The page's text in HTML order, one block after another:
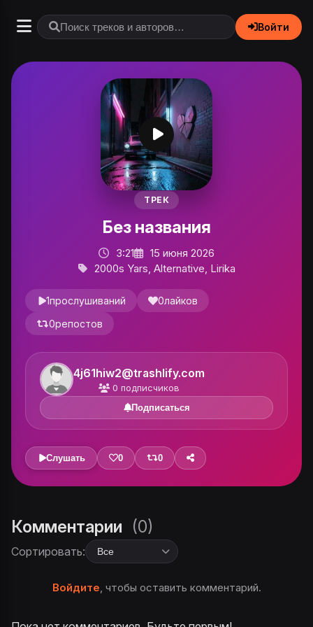
Войти
ТРЕК
Без названия
3:21
15 июня 2026
2000s Yars, Alternative, Lirika
1прослушиваний 0лайков
0репостов
4j61hiw2@trashlify.com
0 подписчиков
Подписаться
Слушать 0 0
Комментарии (0)
Сортировать:
Войдите, чтобы оставить комментарий.